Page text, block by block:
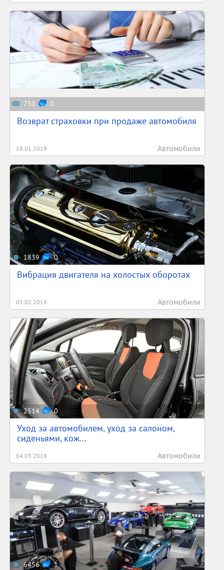
750 0
Возврат страховки при продаже автомобиля
28.01.2019 Автомобили
1839 0
Вибрация двигателя на холостых оборотах
05.02.2019 Автомобили
2514 0
Уход за автомобилем, уход за салоном,
сиденьями, кож...
04.03.2019 Автомобили
6456 1